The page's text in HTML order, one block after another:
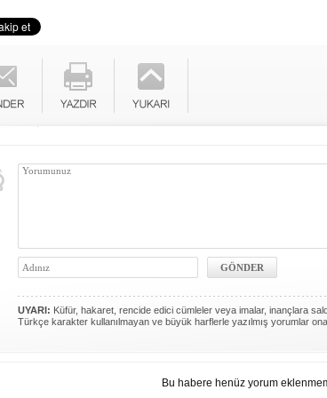
UYARI: Küfür, hakaret, rencide edici cümleler veya imalar, inançlara
Türkçe karakter kullanılmayan ve büyük harflerle yazılmış yorumlar
Bu habere henüz yorum